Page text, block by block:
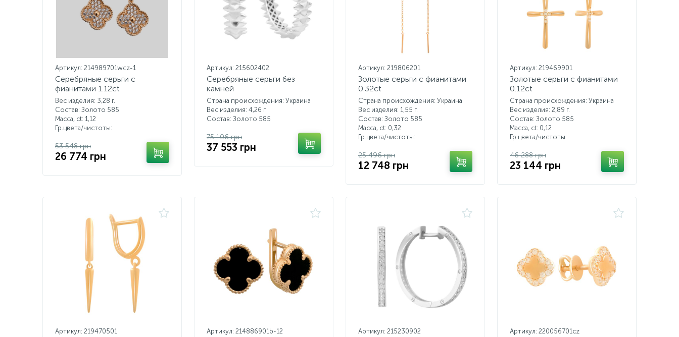
Артикул: 214989701wcz-1
Серебряные серьги с
фианитами 1.12ct
Вес изделия: 3,28 г.
Состав: Золото 585
Масса, ct: 1,12
Гр.цвета/чистоты:
53 548 грн
26 774 грн
Артикул: 215602402
Серебряные серьги без
камней
Страна происхождения: Украина
Вес изделия: 4,26 г.
Состав: Золото 585
75 106 грн
37 553 грн
Артикул: 219806201
Золотые серьги с фианитами
0.32ct
Страна происхождения: Украина
Вес изделия: 1,55 г.
Состав: Золото 585
Масса, ct: 0,32
Гр.цвета/чистоты:
25 496 грн
12 748 грн
Артикул: 219469901
Золотые серьги с фианитами
0.12ct
Страна происхождения: Украина
Вес изделия: 2,89 г.
Состав: Золото 585
Масса, ct: 0,12
Гр.цвета/чистоты:
46 288 грн
23 144 грн
Артикул: 219470501 Артикул: 214886901b-12 Артикул: 215230902 Артикул: 220056701cz